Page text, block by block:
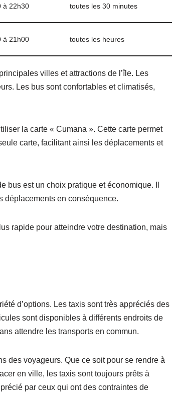
à 22h30 toutes les 30 minutes
à 21h00 toutes les heures
villes et attractions de l’île. Les
Les bus sont confortables et climatisés,
la carte « Cumana ». Cette carte permet
carte, facilitant ainsi les déplacements et
bus est un choix pratique et économique. Il
déplacements en conséquence.
rapide pour atteindre votre destination, mais
d’options. Les taxis sont très appréciés des
sont disponibles à différents endroits de
attendre les transports en commun.
des voyageurs. Que ce soit pour se rendre à
en ville, les taxis sont toujours prêts à
par ceux qui ont des contraintes de